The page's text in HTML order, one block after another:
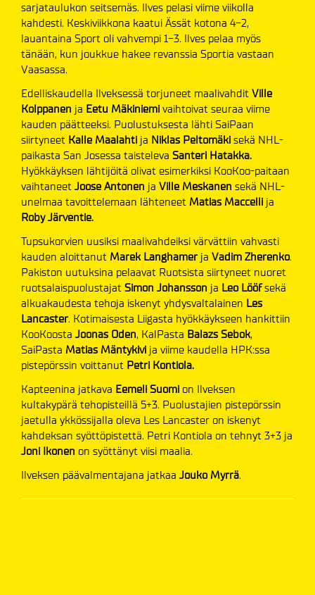
sarjataulukon seitsemäs. Ilves pelasi viime viikolla
kahdesti. Keskiviikkona kaatui Ässät kotona 4-2,
lauantaina Sport oli vahvempi 1-3. Ilves pelaa myös
tänään, kun joukkue hakee revanssia Sportia vastaan
Vaasassa.
Edelliskaudella Ilveksessä torjuneet maalivahdit Ville
Kolppanen ja Eetu Mäkiniemi vaihtoivat seuraa viime
kauden päätteeksi. Puolustuksesta lähti SaiPaan
siirtyneet Kalle Maalahti ja Niklas Peltomäki sekä NHL-
paikasta San Josessa taisteleva Santeri Hatakka.
Hyökkäyksen lähtijöitä olivat esimerkiksi KooKoo-paitaan
vaihtaneet Joose Antonen ja Ville Meskanen sekä NHL-
unelmaa tavoittelemaan lähteneet Matias Maccelli ja
Roby Järventie.
Tupsukorvien uusiksi maalivahdeiksi värvättiin vahvasti
kauden aloittanut Marek Langhamer ja Vadim Zherenko.
Pakiston uutuksina pelaavat Ruotsista siirtyneet nuoret
ruotsalaispuolustajat Simon Johansson ja Leo Lööfsekä
alkuakaudesta tehoja iskenyt yhdysvaltalainen Les
Lancaster. Kotimaisesta Liigasta hyökkäykseen hankittiin
KooKoosta Joonas Oden, KalPasta Balazs Sebok,
SaiPasta Matias Mäntykivi ja viime kaudella HPK:ssa
pistepörssin voittanut Petri Kontiola.
Kapteenina jatkava Eemeli Suomi on Ilveksen
kultakypärä tehopisteillä 5+3. Puolustajien pistepörssin
jaetulla ykkössijalla oleva Les Lancaster on iskenyt
kahdeksan syöttöpistettä. Petri Kontiola on tehnyt 3+3 ja
Joni Ikonen on syöttänyt viisi maalia.
Ilveksen päävalmentajana jatkaa Jouko Myrrä.